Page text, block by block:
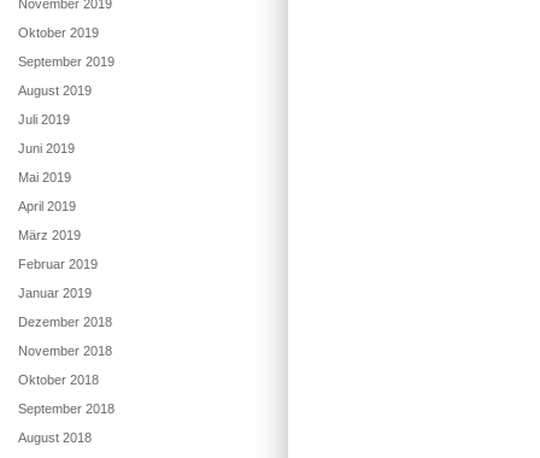
November 2019
Oktober 2019
September 2019
August 2019
Juli 2019
Juni 2019
Mai 2019
April 2019
März 2019
Februar 2019
Januar 2019
Dezember 2018
November 2018
Oktober 2018
September 2018
August 2018